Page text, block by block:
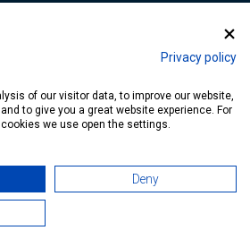
Privacy policy
of our visitor data, to improve our website,
to give you a great website experience. For
we use open the settings.
Deny
|